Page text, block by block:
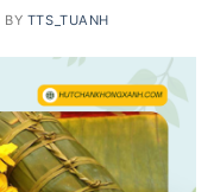
BY TTS_TUANH